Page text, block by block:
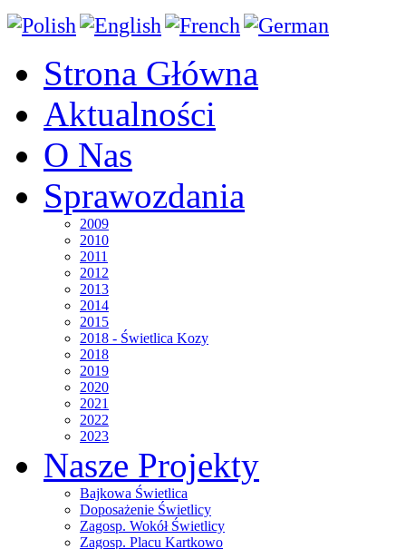
Strona Główna
Aktualności
O Nas
Sprawozdania
2009
2010
2011
2012
2013
2014
2015
2018 - Świetlica Kozy
2018
2019
2020
2021
2022
2023
Nasze Projekty
Bajkowa Świetlica
Doposażenie Świetlicy
Zagosp. Wokół Świetlicy
Zagosp. Placu Kartkowo